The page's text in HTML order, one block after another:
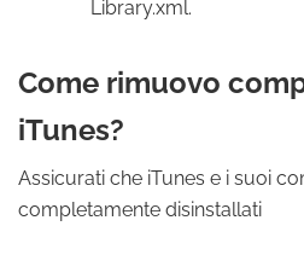
Library.xml.
Come rimuovo
iTunes?
Assicurati che iTunes e i suoi
completamente disinstallati